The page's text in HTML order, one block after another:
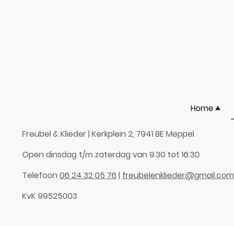
Home
Freubel & Klieder | Kerkplein 2, 7941 BE Meppel
Open dinsdag t/m zaterdag van 9:30 tot 16:30
Telefoon 06 24 32 05 76 | freubelenklieder@gmail.com
KvK 99525003